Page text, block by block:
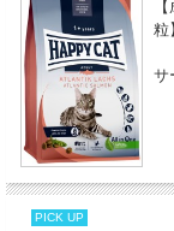
ナトリウム - 0.6 %
マグネシウム - 0.08 %
代謝エネルギー：
粒の大きさ：：XL
原産国：ドイツ
【使用方法】
●パッケージ記載の
粒
サ
PICK UP